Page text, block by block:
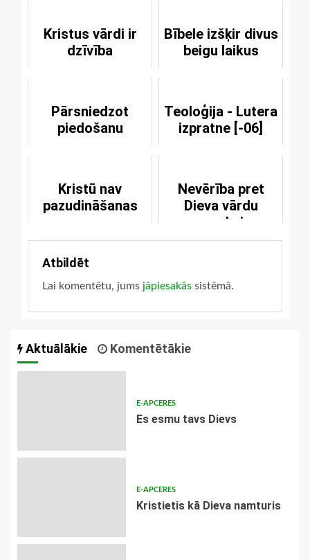
Kristus vārdi ir
dzīvība
Bībele izšķir divus
beigu laikus
Pārsniedzot
piedošanu
Teoloģija - Lutera
izpratne [-06]
Kristū nav
pazudināšanas
Nevērība pret
Dieva vārdu
noved pie
šķelšanās
Atbildēt
Lai komentētu, jums jāpiesakās sistēmā.
Aktuālākie Komentētākie
E-APCERES
Es esmu tavs Dievs
E-APCERES
Kristietis kā Dieva namturis